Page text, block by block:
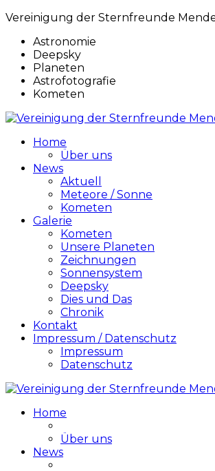
Vereinigung der Sternfreunde
Astronomie
Deepsky
Planeten
Astrofotografie
Kometen
Home
Über uns
News
Aktuell
Meteore / Sonne
Kometen
Galerie
Kometen
Unsere Planeten
Zeichnungen
Sonnensystem
Deepsky
Dies und Das
Chronik
Kontakt
Impressum / Datenschutz
Impressum
Datenschutz
Home
Über uns
News